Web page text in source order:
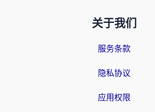
关于我们
服务条款
隐私协议
应用权限